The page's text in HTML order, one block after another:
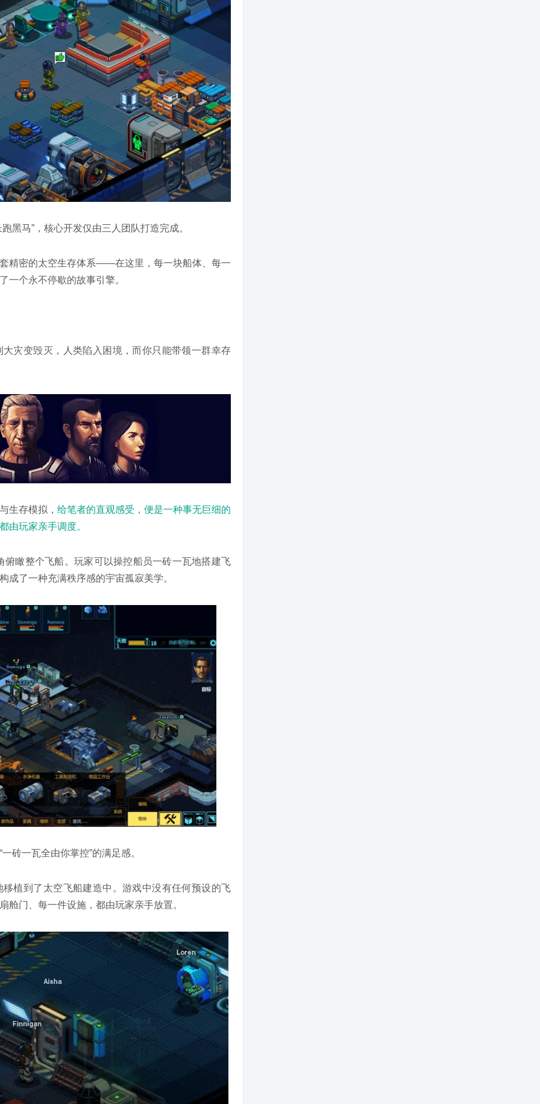
黑马”，核心开发仅由三人团队打造完成。
精密的太空生存体系——在这里，每一块船体、每一
一个永不停歇的故事引擎。
灾变毁灭，人类陷入困境，而你只能带领一群幸存
生存模拟， 给笔者的直观感受，便是一种事无巨细的
由玩家亲手调度。
瞰整个飞船。玩家可以操控船员一砖一瓦地搭建飞
成了一种充满秩序感的宇宙孤寂美学。
砖一瓦全由你掌控”的满足感。
植到了太空飞船建造中。游戏中没有任何预设的飞
门、每一件设施，都由玩家亲手放置。